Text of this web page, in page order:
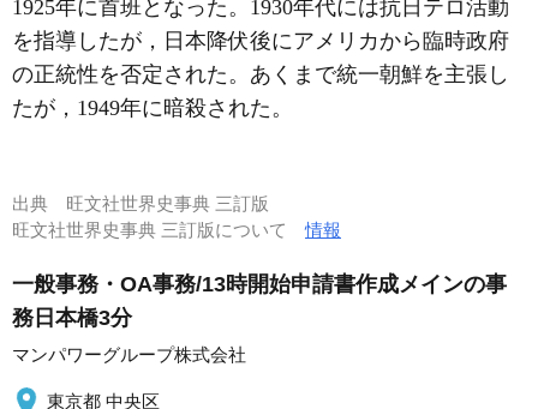
1925年に首班となった。1930年代には抗日テロ活動
を指導したが，日本降伏後にアメリカから臨時政府
の正統性を否定された。あくまで統一朝鮮を主張し
たが，1949年に暗殺された。
出典 旺文社世界史事典 三訂版
旺文社世界史事典 三訂版について情報
一般事務・OA事務/13時開始申請書作成メインの事
務日本橋3分
マンパワーグループ株式会社
東京都 中央区